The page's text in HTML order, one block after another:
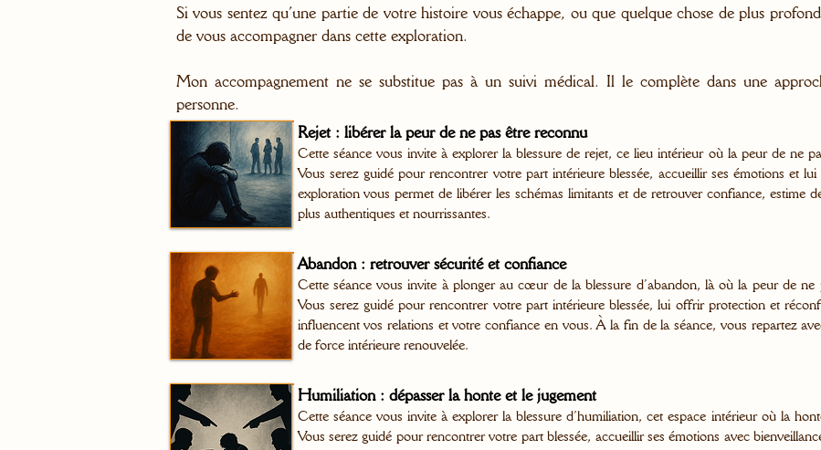
Si vous sentez qu’une partie de votre histoire vous échappe, ou que quelque chose de plus
de vous accompagner dans cette exploration.
Mon accompagnement ne se substitue pas à un suivi médical. Il le complète dans une
personne.
Rejet : libérer la peur de ne pas être reconnu
Cette séance vous invite à explorer la blessure de rejet, ce lieu intérieur où la peur de ne
Vous serez guidé pour rencontrer votre part intérieure blessée, accueillir ses émotions et
exploration vous permet de libérer les schémas limitants et de retrouver confiance, estime
plus authentiques et nourrissantes.
Abandon : retrouver sécurité et confiance
Cette séance vous invite à plonger au cœur de la blessure d’abandon, là où la peur de ne
Vous serez guidé pour rencontrer votre part intérieure blessée, lui offrir protection et
influencent vos relations et votre confiance en vous. À la fin de la séance, vous repartez
de force intérieure renouvelée.
Humiliation : dépasser la honte et le jugement
Cette séance vous invite à explorer la blessure d’humiliation, cet espace intérieur où la
Vous serez guidé pour rencontrer votre part blessée, accueillir ses émotions avec